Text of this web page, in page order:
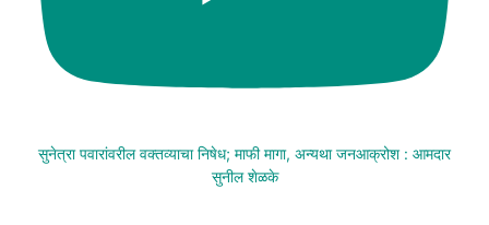
सुनेत्रा पवारांवरील वक्तव्याचा निषेध; माफी मागा, अन्यथा जनआक्रोश : आमदार
सुनील शेळके